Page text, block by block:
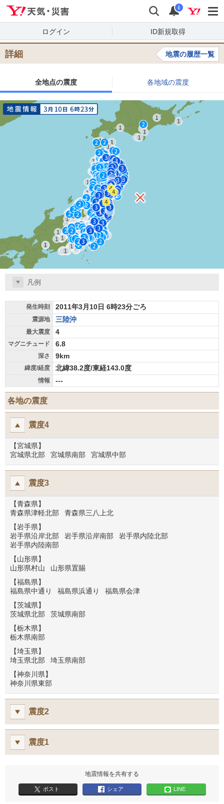
検索 通知
i
ログイン ID新規取得
詳細 地震の履歴一覧
全地点の震度 各地域の震度
凡例
発生時刻 2011年3月10日 6時23分ごろ
震源地 三陸沖
最大震度 4
マグニチュード 6.8
深さ 9km
緯度/経度 北緯38.2度/東経143.0度
情報 ---
各地の震度
震度4
【宮城県】
宮城県北部
宮城県南部 宮城県中部
震度3
【青森県】
青森県津軽北部
青森県三八上北
【岩手県】
岩手県沿岸北部
岩手県沿岸南部
岩手県内陸北部
岩手県内陸南部
【山形県】
山形県村山
山形県置賜
【福島県】
福島県中通り
福島県浜通り
福島県会津
【茨城県】
茨城県北部
茨城県南部
【栃木県】
栃木県南部
【埼玉県】
埼玉県北部
埼玉県南部
【神奈川県】
神奈川県東部
震度2
震度1
地震情報を共有する
ポスト シェア LINE